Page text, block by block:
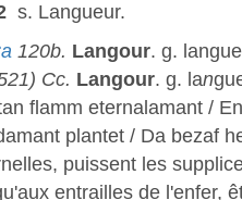
s. Langueur.
120b. Langour. g.
Cc. Langour. g. lan
flamm eternalamant /
plantet / Da bezaf
puissent les
entrailles de l'enfer,